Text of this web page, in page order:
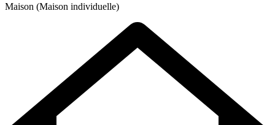
Maison (Maison individuelle)